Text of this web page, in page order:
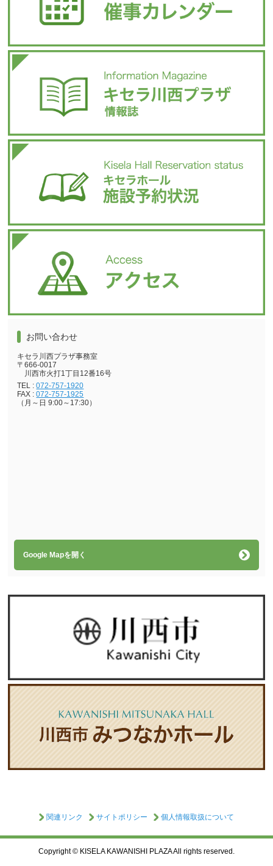
お問い合わせ
キセラ川西プラザ事務室
〒666-0017
川西市火打1丁目12番16号
TEL :072-757-1920
FAX :072-757-1925
（月～日 9:00～17:30）
Google Mapを開く
関連リンク サイトポリシー 個人情報取扱について
Copyright © KISELA KAWANISHI PLAZA All rights reserved.